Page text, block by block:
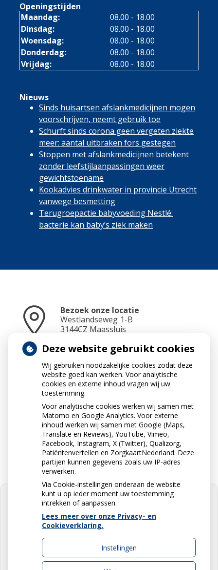
Openingstijden
Maandag:
08.00 - 18.00
Dinsdag:
08.00 - 18.00
Woensdag:
08.00 - 18.00
Donderdag:
08.00 - 18.00
Vrijdag:
08.00 - 18.00
Nieuws
Sinds huisartsen afslankmedicijnen mogen
voorschrijven, neemt gebruik toe
Schurft sinds corona geen vergeten ziekte
meer: aantal uitbraken fors gestegen
Stoppen met afslankmedicijnen betekent
zonder leefstijlaanpassingen weer
gewichtstoename
Kookadvies drinkwater in provincie Utrecht
vanwege besmetting
Terugroepactie babyvoeding Nestlé:
bacterie kan baby’s ziek maken
Bezoek onze locatie
Westlandseweg 1-B
3144CZ Maassluis
Neem contact op
010-5912234
Stuur ons een e-mail
info@apotheekdejonge.nl
U heeft geen toestemming gegeven
voorexterne inhouddie nodig is om
dit te zien.
Cookie-instellingen wijzigen
Deze website gebruikt cookies
Wij gebruiken noodzakelijke cookies zodat deze
website goed kan werken. Voor analytische
cookies en externe inhoud vragen wij uw
toestemming.
Voor analytische cookies werken wij samen met
Matomo en Google Analytics. Voor externe
inhoud werken wij samen met Google (Maps,
Translate en Reviews), YouTube, Vimeo,
Facebook, Instagram, X (Twitter), Qualizorg,
Patiëntenvertellen en ZorgkaartNederland. Deze
partijen kunnen gegevens zoals uw IP-adres
verwerken.
Via Cookie-instellingen onderaan de website
kunt u op ieder moment uw toestemming
intrekken of aanpassen.
Lees meer over onze Privacy- en
Cookieverklaring.
Instellingen